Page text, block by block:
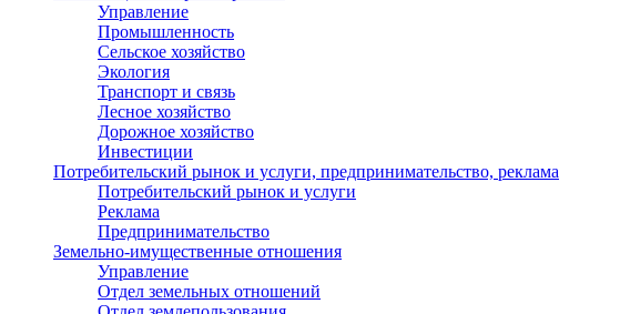
Управление
Промышленность
Сельское хозяйство
Экология
Транспорт и связь
Лесное хозяйство
Дорожное хозяйство
Инвестиции
Потребительский рынок и услуги, предпринимательство, реклама
Потребительский рынок и услуги
Реклама
Предпринимательство
Земельно-имущественные отношения
Управление
Отдел земельных отношений